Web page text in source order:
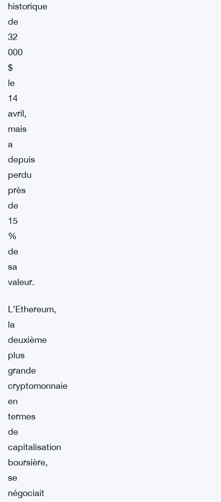
historique
de
32
000
$
le
14
avril,
mais
a
depuis
perdu
près
de
15
%
de
sa
valeur.
L’Ethereum,
la
deuxième
plus
grande
cryptomonnaie
en
termes
de
capitalisation
boursière,
se
négociait